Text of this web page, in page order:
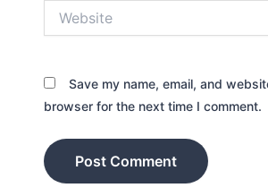
Save my name, email, and
browser for the next time I comment.